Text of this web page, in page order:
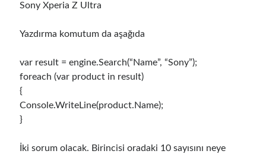
Sony Xperia Z Ultra
Yazdırma komutum da aşağıda
var result = engine.Search(“Name”, “Sony”);
foreach (var product in result)
{
Console.WriteLine(product.Name);
}
İki sorum olacak. Birincisi oradaki 10 sayısını neye